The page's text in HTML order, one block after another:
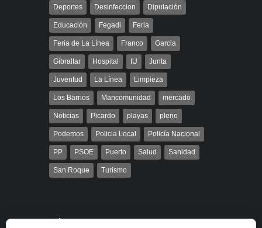
Deportes Desinfeccion Diputación
Educación Fegadi Feria
Feria de La Línea Franco Garcia
Gibraltar Hospital IU Junta
Juventud La Línea Limpieza
Los Barrios Mancomunidad mercado
Noticias Picardo playas pleno
Podemos Policia Local Policía Nacional
PP PSOE Puerto Salud Sanidad
San Roque Turismo
Búsqueda